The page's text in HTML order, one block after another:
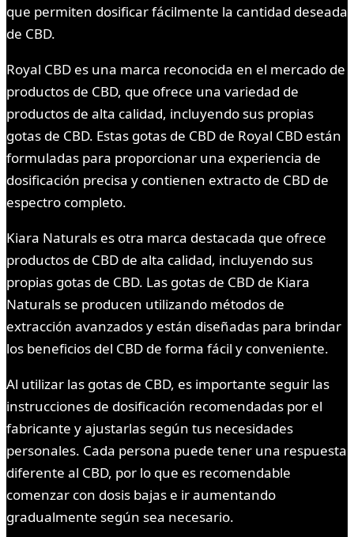
que permiten dosificar fácilmente la cantidad deseada
de CBD.
Royal CBD es una marca reconocida en el mercado de
productos de CBD, que ofrece una variedad de
productos de alta calidad, incluyendo sus propias
gotas de CBD. Estas gotas de CBD de Royal CBD están
formuladas para proporcionar una experiencia de
dosificación precisa y contienen extracto de CBD de
espectro completo.
Kiara Naturals es otra marca destacada que ofrece
productos de CBD de alta calidad, incluyendo sus
propias gotas de CBD. Las gotas de CBD de Kiara
Naturals se producen utilizando métodos de
extracción avanzados y están diseñadas para brindar
los beneficios del CBD de forma fácil y conveniente.
Al utilizar las gotas de CBD, es importante seguir las
instrucciones de dosificación recomendadas por el
fabricante y ajustarlas según tus necesidades
personales. Cada persona puede tener una respuesta
diferente al CBD, por lo que es recomendable
comenzar con dosis bajas e ir aumentando
gradualmente según sea necesario.